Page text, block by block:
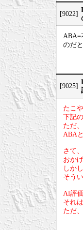
[9022]
ABA=
のだ
[9025]
たこ
下記
ただ
ABA
さて
おか
しか
そう
AI評
それ
ただ